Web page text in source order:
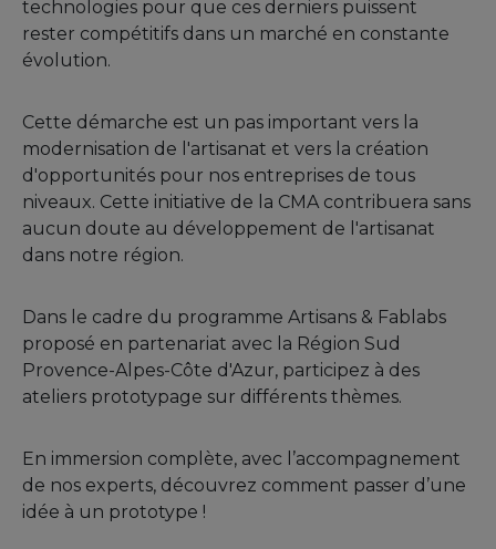
technologies pour que ces derniers puissent
rester compétitifs dans un marché en constante
évolution.
Cette démarche est un pas important vers la
modernisation de l'artisanat et vers la création
d'opportunités pour nos entreprises de tous
niveaux. Cette initiative de la CMA contribuera sans
aucun doute au développement de l'artisanat
dans notre région.
Dans le cadre du programme Artisans & Fablabs
proposé en partenariat avec la Région Sud
Provence-Alpes-Côte d'Azur, participez à des
ateliers prototypage sur différents thèmes.
En immersion complète, avec l’accompagnement
de nos experts, découvrez comment passer d’une
idée à un prototype !